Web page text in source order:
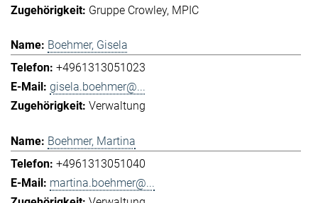
Gruppe Crowley MPIC
Boehmer, Gisela
+4961313051023
gisela.boehmer@...
Verwaltung
Boehmer, Martina
+4961313051040
martina.boehmer@...